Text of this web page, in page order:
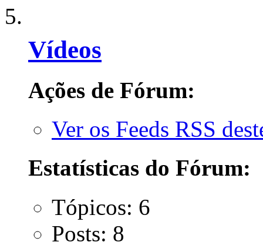
Vídeos
Ações de Fórum:
Ver os Feeds RSS
Estatísticas do Fórum:
Tópicos: 6
Posts: 8